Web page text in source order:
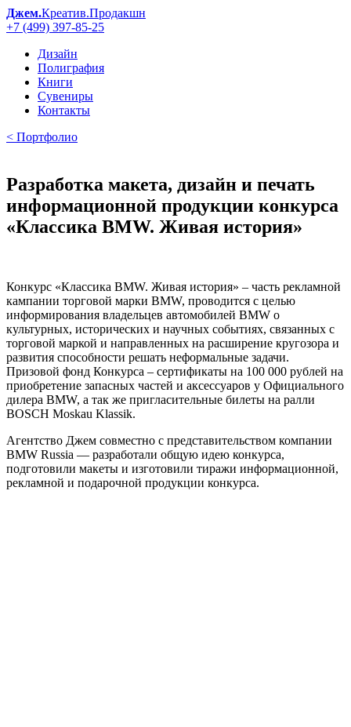
Джем.Креатив.Продакшн
+7 (499) 397-85-25
Дизайн
Полиграфия
Книги
Сувениры
Контакты
< Портфолио
Разработка макета, дизайн и печать
информационной продукции конкурса
«Классика BMW. Живая история»
Конкурс «Классика BMW. Живая история» – часть рекламной
кампании торговой марки BMW, проводится с целью
информирования владельцев автомобилей BMW о
культурных, исторических и научных событиях, связанных с
торговой маркой и направленных на расширение кругозора и
развития способности решать неформальные задачи.
Призовой фонд Конкурса – сертификаты на 100 000 рублей на
приобретение запасных частей и аксессуаров у Официального
дилера BMW, а так же пригласительные билеты на ралли
BOSCH Moskau Klassik.
Агентство Джем совместно с представительством компании
BMW Russia — разработали общую идею конкурса,
подготовили макеты и изготовили тиражи информационной,
рекламной и подарочной продукции конкурса.